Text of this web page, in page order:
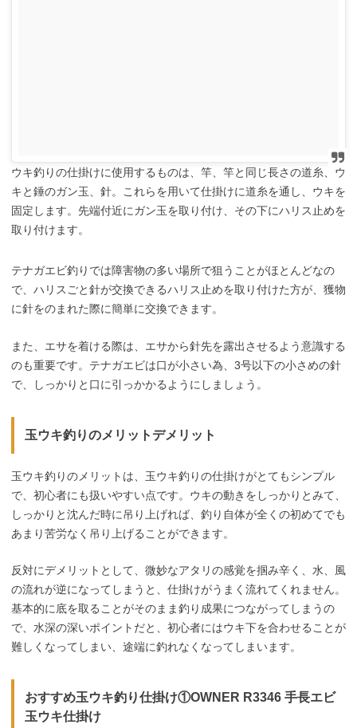
ウキ釣りの仕掛けに使用するものは、竿、竿と同じ長さの道糸、ウ
キと錘のガン玉、針。これらを用いて仕掛けに道糸を通し、ウキを
固定します。先端付近にガン玉を取り付け、その下にハリス止めを
取り付けます。
テナガエビ釣りでは障害物の多い場所で狙うことがほとんどなの
で、ハリスごと針が交換できるハリス止めを取り付けた方が、獲物
に針をのまれた際に簡単に交換できます。
また、エサを着ける際は、エサから針先を露出させるよう意識する
のも重要です。テナガエビは口が小さい為、3号以下の小さめの針
で、しっかりと口に引っかかるようにしましょう。
玉ウキ釣りのメリットデメリット
玉ウキ釣りのメリットは、玉ウキ釣りの仕掛けがとてもシンプル
で、初心者にも扱いやすい点です。ウキの動きをしっかりとみて、
しっかりと沈んだ時に吊り上げれば、釣り自体が全くの初めてでも
あまり苦労なく吊り上げることができます。
反対にデメリットとして、微妙なアタリの感覚を掴み辛く、水、風
の流れが逆になってしまうと、仕掛けがうまく流れてくれません。
基本的に底を取ることがそのまま釣り成果につながってしまうの
で、水深の深いポイントだと、初心者にはウキ下を合わせることが
難しくなってしまい、途端に釣れなくなってしまいます。
おすすめ玉ウキ釣り仕掛け①OWNER R3346 手長エビ
玉ウキ仕掛け